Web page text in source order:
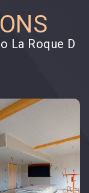
La Roque D